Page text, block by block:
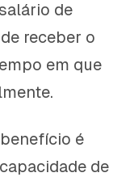
de
receber o
em que
é
de